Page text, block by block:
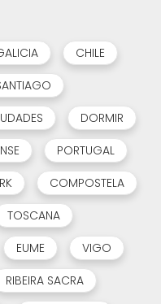
CHILE
DORMIR
PORTUGAL
COMPOSTELA
TOSCANA
EUME
VIGO
RIBEIRA SACRA